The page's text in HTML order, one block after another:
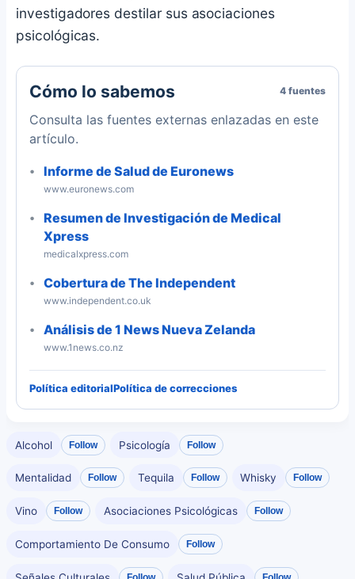
investigadores destilar sus asociaciones
psicológicas.
Cómo lo sabemos 4 fuentes
Consulta las fuentes externas enlazadas en este
artículo.
Informe de Salud de Euronews
www.euronews.com
Resumen de Investigación de Medical
Xpress
medicalxpress.com
Cobertura de The Independent
www.independent.co.uk
Análisis de 1 News Nueva Zelanda
www.1news.co.nz
Política editorialPolítica de correcciones
Alcohol Follow Psicología Follow
Mentalidad Follow Tequila Follow Whisky Follow
Vino Follow Asociaciones Psicológicas Follow
Comportamiento De Consumo Follow